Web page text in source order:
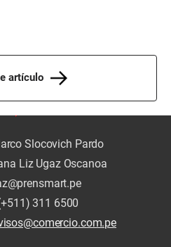
artículo
Slocovich Pardo
Liz Ugaz Oscanoa
311 6500